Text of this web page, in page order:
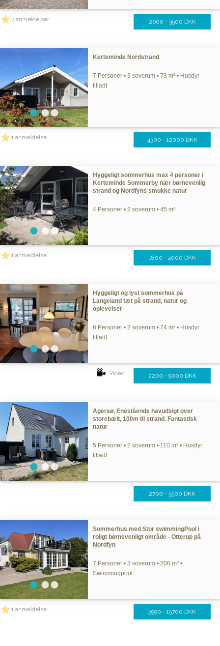
7 anmeldelser 2600 - 3500 DKK
Kerteminde Nordstrand
7 Personer • 3 soverum • 73 m² • Husdyr
tilladt
1 anmeldelse 4300 - 12000 DKK
Hyggeligt sommerhus max 4 personer i
Kerteminde Sommerby nær børnevenlig
strand og Nordfyns smukke natur
4 Personer • 2 soverum • 45 m²
1 anmeldelse 1800 - 4000 DKK
Hyggeligt og lyst sommerhus på
Langeland tæt på strand, natur og
oplevelser
6 Personer • 2 soverum • 74 m² • Husdyr
tilladt
Video 2200 - 9000 DKK
Agersø, Enestående havudsigt over
storebælt, 100m til strand. Fantastisk
natur
5 Personer • 2 soverum • 110 m² • Husdyr
tilladt
2700 - 5500 DKK
Sommerhus med Stor swimmingPool i
roligt børnevenligt område - Otterup på
Nordfyn
7 Personer • 3 soverum • 200 m² •
Swimmingpool
1 anmeldelse 5990 - 15700 DKK